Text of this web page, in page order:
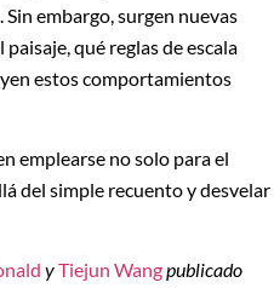
embargo, surgen nuevas
qué reglas de escala
estos comportamientos
emplearse no solo para el
del simple recuento y desvelar
yTiejun Wangpublicado